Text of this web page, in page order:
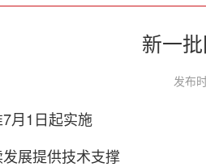
新一
发布
月1日起实施
展提供技术支撑